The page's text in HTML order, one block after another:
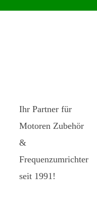
Ihr Partner für
Motoren Zubehör
&
Frequenzumrichter
seit 1991!